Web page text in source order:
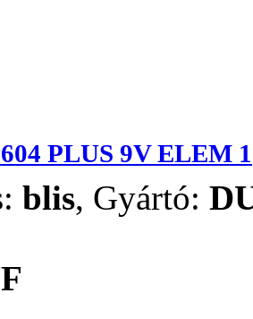
PLUS 9V ELEM 1
blis, Gyártó: